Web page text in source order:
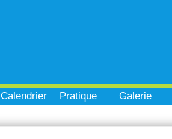
Calendrier Pratique Galerie